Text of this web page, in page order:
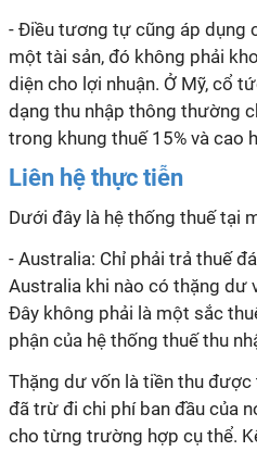
- Điều tương tự cũng áp dụng
một tài sản, đó không phải
diện cho lợi nhuận. Ở Mỹ, cổ
dạng thu nhập thông thường
trong khung thuế 15% và cao
Liên hệ thực tiễn
Dưới đây là hệ thống thuế tại
- Australia: Chỉ phải trả thuế
Australia khi nào có thặng dư
Đây không phải là một sắc
phận của hệ thống thuế thu
Thặng dư vốn là tiền thu
đã trừ đi chi phí ban đầu của
cho từng trường hợp cụ thể.